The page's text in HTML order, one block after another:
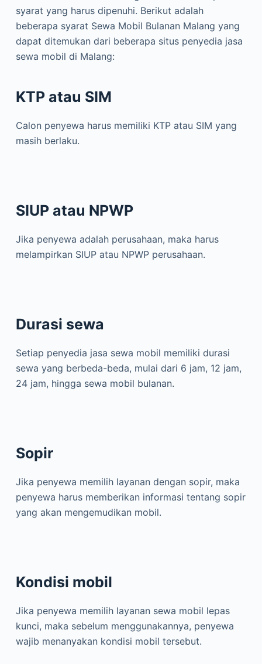
syarat yang harus dipenuhi. Berikut adalah
beberapa syarat Sewa Mobil Bulanan Malang yang
dapat ditemukan dari beberapa situs penyedia jasa
sewa mobil di Malang:
KTP atau SIM
Calon penyewa harus memiliki KTP atau SIM yang
masih berlaku.
SIUP atau NPWP
Jika penyewa adalah perusahaan, maka harus
melampirkan SIUP atau NPWP perusahaan.
Durasi sewa
Setiap penyedia jasa sewa mobil memiliki durasi
sewa yang berbeda-beda, mulai dari 6 jam, 12 jam,
24 jam, hingga sewa mobil bulanan.
Sopir
Jika penyewa memilih layanan dengan sopir, maka
penyewa harus memberikan informasi tentang sopir
yang akan mengemudikan mobil.
Kondisi mobil
Jika penyewa memilih layanan sewa mobil lepas
kunci, maka sebelum menggunakannya, penyewa
wajib menanyakan kondisi mobil tersebut.